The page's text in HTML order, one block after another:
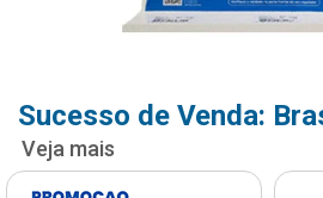
Sucesso de Venda:
Veja mais